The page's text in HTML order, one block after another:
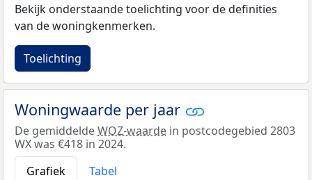
Bekijk onderstaande toelichting voor de definities
van de woningkenmerken.
Toelichting
Woningwaarde per jaar
De gemiddeldeWOZ-waarde in postcodegebied 2803
WX was €418 in 2024.
Grafiek
Tabel